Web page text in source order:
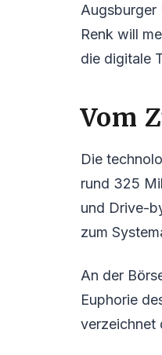
Augsburger
Renk will
die digitale
Vom
Die
rund 325
und Drive-
zum
An der
Euphorie
verzeichnet